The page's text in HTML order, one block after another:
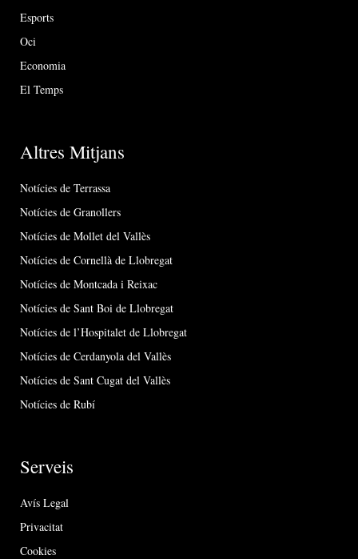
Esports
Oci
Economia
El Temps
Altres Mitjans
Notícies de Terrassa
Notícies de Granollers
Notícies de Mollet del Vallès
Notícies de Cornellà de Llobregat
Notícies de Montcada i Reixac
Notícies de Sant Boi de Llobregat
Notícies de l’Hospitalet de Llobregat
Notícies de Cerdanyola del Vallès
Notícies de Sant Cugat del Vallès
Notícies de Rubí
Serveis
Avís Legal
Privacitat
Cookies